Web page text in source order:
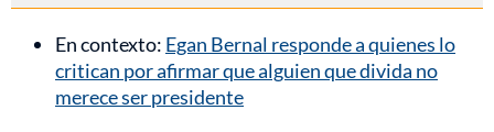
En contexto: Egan Bernal responde a quienes lo
critican por afirmar que alguien que divida no
merece ser presidente